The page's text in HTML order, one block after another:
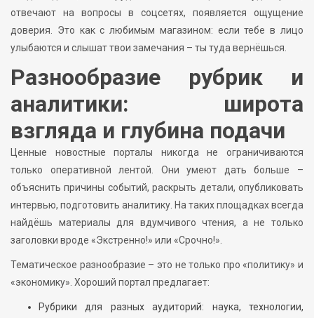
отвечают на вопросы в соцсетях, появляется ощущение
доверия. Это как с любимым магазином: если тебе в лицо
улыбаются и слышат твои замечания – ты туда вернёшься.
Разнообразие рубрик и
аналитики: широта
взгляда и глубина подачи
Ценные новостные порталы никогда не ограничиваются
только оперативной лентой. Они умеют дать больше –
объяснить причины событий, раскрыть детали, опубликовать
интервью, подготовить аналитику. На таких площадках всегда
найдёшь материалы для вдумчивого чтения, а не только
заголовки вроде «Экстренно!» или «Срочно!».
Тематическое разнообразие – это не только про «политику» и
«экономику». Хороший портал предлагает:
Рубрики для разных аудиторий: наука, технологии,